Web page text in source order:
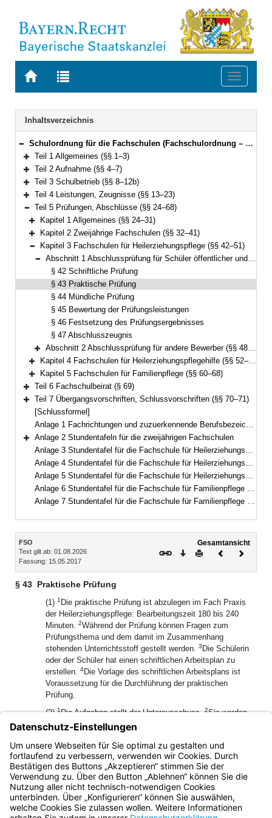
Zur
BAYERN.RECHT
Zur
letzten
Suche
Toggle
Navigation
Inhaltsverzeichnis
Bereich reduzieren
Schulordnung für die Fachschulen (Fachschulordnung – FSO) Vom 15. Mai 2017 (GVBl. S. 186) BayRS 2236-6-1-1-K (§§ 1–71)
Bereich erweitern
Teil 1 Allgemeines (§§ 1–3)
Bereich erweitern
Teil 2 Aufnahme (§§ 4–7)
Bereich erweitern
Teil 3 Schulbetrieb (§§ 8–12b)
Bereich erweitern
Teil 4 Leistungen, Zeugnisse (§§ 13–23)
Bereich reduzieren
Teil 5 Prüfungen, Abschlüsse (§§ 24–68)
Bereich erweitern
Kapitel 1 Allgemeines (§§ 24–31)
Bereich erweitern
Kapitel 2 Zweijährige Fachschulen (§§ 32–41)
Bereich reduzieren
Kapitel 3 Fachschulen für Heilerziehungspflege (§§ 42–51)
Bereich reduzieren
Abschnitt 1 Abschlussprüfung für Schüler öffentlicher und staatlich anerkannter Fachschulen (§§ 42–47)
§ 42 Schriftliche Prüfung
§ 43 Praktische Prüfung
§ 44 Mündliche Prüfung
§ 45 Bewertung der Prüfungsleistungen
§ 46 Festsetzung des Prüfungsergebnisses
§ 47 Abschlusszeugnis
Bereich erweitern
Abschnitt 2 Abschlussprüfung für andere Bewerber (§§ 48–51)
Bereich erweitern
Kapitel 4 Fachschulen für Heilerziehungspflegehilfe (§§ 52–59)
Bereich erweitern
Kapitel 5 Fachschulen für Familienpflege (§§ 60–68)
Bereich erweitern
Teil 6 Fachschulbeirat (§ 69)
Bereich erweitern
Teil 7 Übergangsvorschriften, Schlussvorschriften (§§ 70–71)
[Schlussformel]
Anlage 1 Fachrichtungen und zuzuerkennende Berufsbezeichnungen
Bereich erweitern
Anlage 2 Stundentafeln für die zweijährigen Fachschulen
Anlage 3 Stundentafel für die Fachschule für Heilerziehungspflege (dreijährig)
Anlage 4 Stundentafel für die Fachschule für Heilerziehungspflege (zweijährig)
Anlage 5 Stundentafel für die Fachschule für Heilerziehungspflegehilfe
Anlage 6 Stundentafel für die Fachschule für Familienpflege (Vollzeitform)
Anlage 7 Stundentafel für die Fachschule für Familienpflege (Teilzeitform)
Inhalt
FSO
Text gilt ab: 01.08.2026
Fassung: 15.05.2017
Gesamtansicht
Download
DruckenVorheriges
§ 43 Praktische Prüfung
(1) 1 Die praktische Prüfung ist abzulegen im Fach Praxis
der Heilerziehungspflege: Bearbeitungszeit 180 bis 240
Minuten. 2Während der Prüfung können Fragen zum
Prüfungsthema und dem damit im Zusammenhang
stehenden Unterrichtsstoff gestellt werden. 3 Die Schülerin
oder der Schüler hat einen schriftlichen Arbeitsplan zu
erstellen. 4Die Vorlage des schriftlichen Arbeitsplans ist
Voraussetzung für die Durchführung der praktischen
Prüfung.
(2)1Die Aufgaben stellt der Unterausschuss.2Sie werden
nummeriert und vor Beginn der praktischen Prüfung durch
3
Zwischen der Bekanntgabe der zugeteilten
Aufgaben an die Schülerinnen und Schüler und dem Beginn
der praktischen Prüfung liegen mindestens 24 Stunden.
Bayern.de
BayernPortal